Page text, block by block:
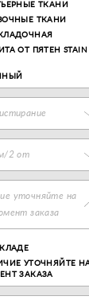
ТКАНИ
ТКАНИ
ОТ ПЯТЕН STAIN
2 от
уточняйте на
заказа
УТОЧНЯЙТЕ
ЗАКАЗА